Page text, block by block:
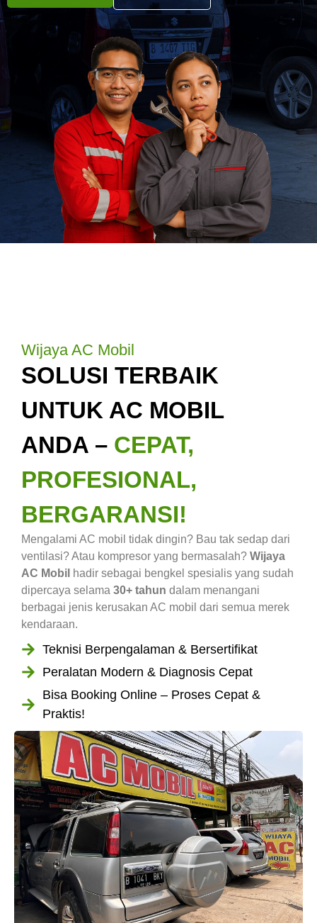
Wijaya AC Mobil
SOLUSI TERBAIK
UNTUK AC MOBIL
ANDA – CEPAT,
PROFESIONAL,
BERGARANSI!
Mengalami AC mobil tidak dingin? Bau tak sedap dari
ventilasi? Atau kompresor yang bermasalah? Wijaya
AC Mobil hadir sebagai bengkel spesialis yang sudah
dipercaya selama 30+ tahun dalam menangani
berbagai jenis kerusakan AC mobil dari semua merek
kendaraan.
Teknisi Berpengalaman & Bersertifikat
Peralatan Modern & Diagnosis Cepat
Bisa Booking Online – Proses Cepat &
Praktis!